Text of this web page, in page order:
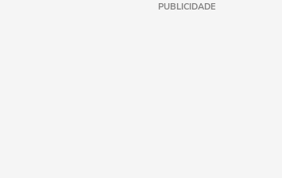
PUBLICIDADE